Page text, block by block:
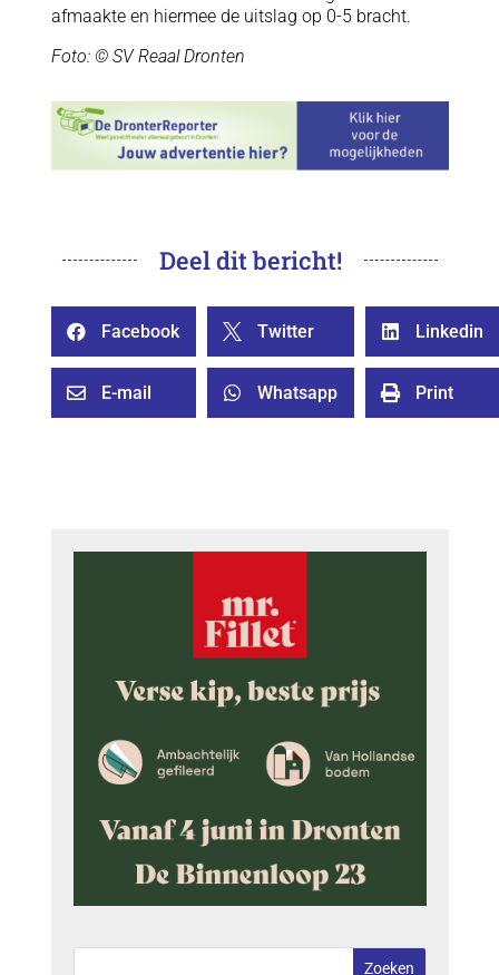
afmaakte en hiermee de uitslag op 0-5 bracht.
Foto: © SV Reaal Dronten
Deel dit bericht!
 Facebook  Twitter  Linkedin
 E-mail  Whatsapp  Print